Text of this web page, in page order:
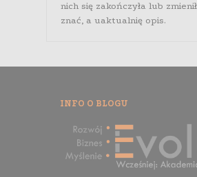
nich się zakończyła lub
znać, a uaktualnię opis.
INFO O BLOGU